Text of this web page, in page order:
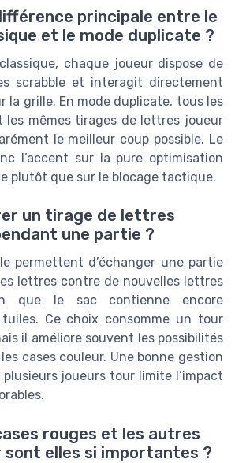
principale entre le
et le mode duplicate ?
chaque joueur dispose de
scrabble et interagit directement
la grille. En mode duplicate, tous les
les mêmes tirages de lettres joueur
le meilleur coup possible. Le
l’accent sur la pure optimisation
plutôt que sur le blocage tactique.
un tirage de lettres
une partie ?
permettent d’échanger une partie
lettres contre de nouvelles lettres
que le sac contienne encore
Ce choix consomme un tour
il améliore souvent les possibilités
cases couleur. Une bonne gestion
joueurs tour limite l’impact
rouges et les autres
sont elles si importantes ?